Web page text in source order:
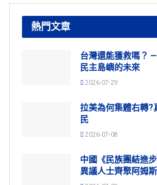
熱門文章
台灣還能獲救嗎？
民主島嶼的未來
2026-07-29
拉美為何集體右轉?
民
2026-07-08
中國《民族團結進
異議人士齊聚阿姆